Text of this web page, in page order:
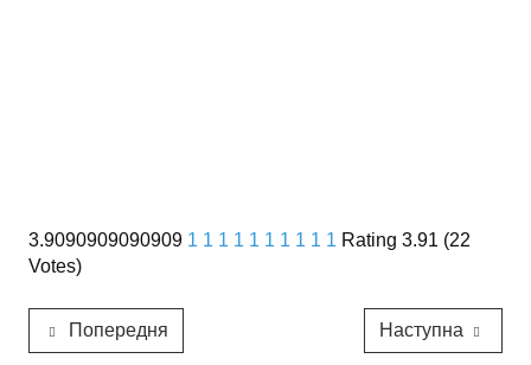
3.9090909090909 1 1 1 1 1 1 1 1 1 1 Rating 3.91 (22
Votes)
Попередня Наступна